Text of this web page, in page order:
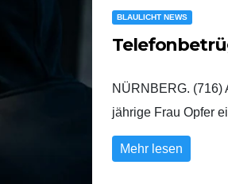
BLAULICHT NEWS
NÜRNBERG. (716)
jährige Frau Opfer
Mehr lesen